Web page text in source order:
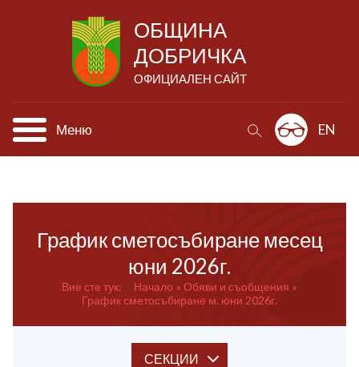
ОБЩИНА
ДОБРИЧКА
ОФИЦИАЛЕН САЙТ
Меню EN
График сметосъбиране месец
юни 2026г.
Вие сте тук: Начало
Обяви и съобщения
График сметосъбиране м. юни 2026г.
СЕКЦИИ